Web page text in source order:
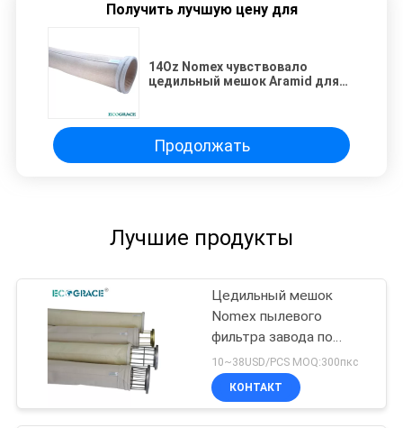
Получить лучшую цену для
14Oz Nomex чувствовало
цедильный мешок Aramid для
Продолжать
Лучшие продукты
Цедильный мешок
Nomex пылевого
фильтра завода по
изготовлению стали
10~38USD/PCS MOQ:300пкс
КОНТАКТ